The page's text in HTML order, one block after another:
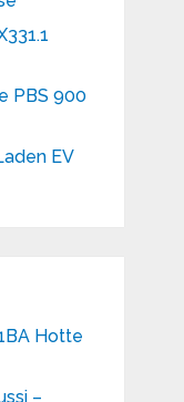
PBS 900
EV
Hotte
–